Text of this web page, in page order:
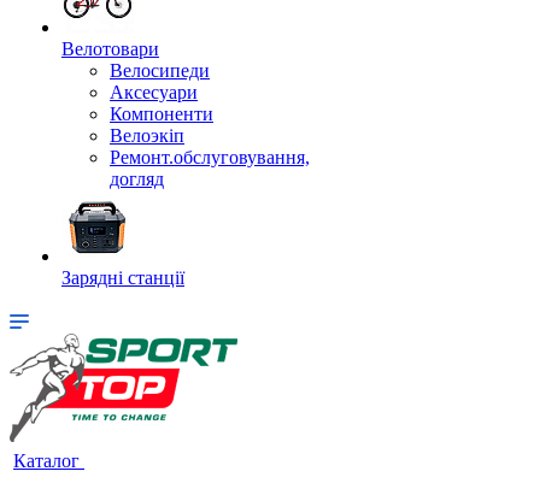
Велотовари
Велосипеди
Аксесуари
Компоненти
Велоэкіп
Ремонт.обслуговування,
догляд
Зарядні станції
Каталог